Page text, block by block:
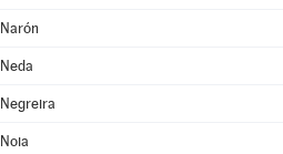
Narón
Neda
Negreira
Noia